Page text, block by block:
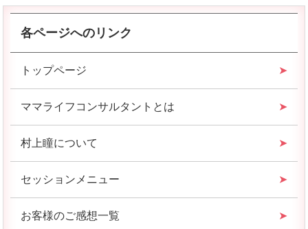
各ページへのリンク
トップページ
ママライフコンサルタントとは
村上瞳について
セッションメニュー
お客様のご感想一覧